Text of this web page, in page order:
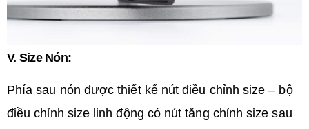
V. Size Nón:
Phía sau nón được thiết kế nút điều chỉnh size – bộ
điều chỉnh size linh động có nút tăng chỉnh size sau